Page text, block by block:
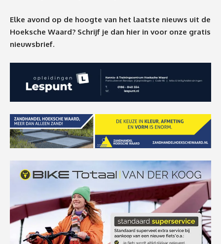
Elke avond op de hoogte van het laatste nieuws uit de
Hoeksche Waard? Schrijf je dan hier in voor onze gratis
nieuwsbrief.